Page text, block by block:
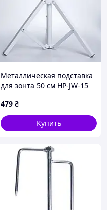
Металлическая подставка
для зонта 50 см HP-JW-15
479 ₴
Купить